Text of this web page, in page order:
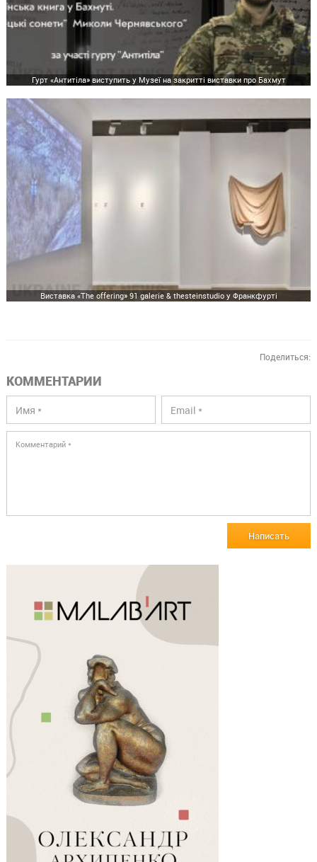
Гурт «Антитіла» виступить у Музеї на закритті виставки про Бахмут
Виставка «The offering» 91 galerie & thesteinstudio у Франкфурті
Поделиться:
КОММЕНТАРИИ
Написать